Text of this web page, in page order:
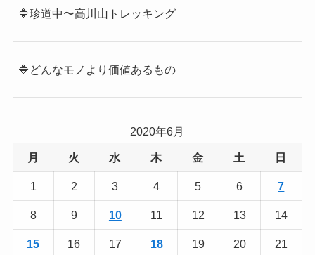
🔷珍道中〜高川山トレッキング
🔷どんなモノより価値あるもの
2020年6月
月 火 水 木 金 土 日
1 2 3 4 5 6 7
8 9 10 11 12 13 14
15 16 17 18 19 20 21